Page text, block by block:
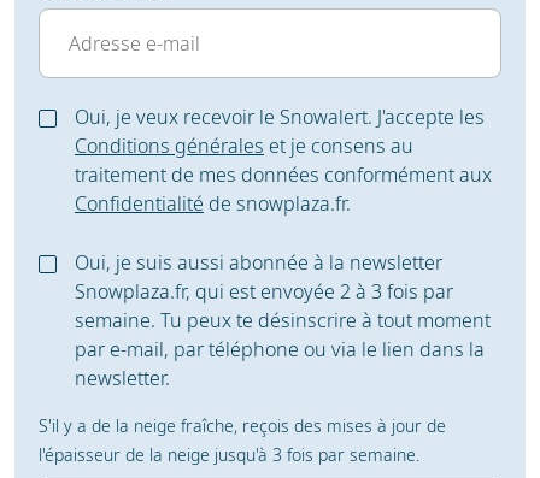
Oui, je veux recevoir le Snowalert. J'accepte les
Conditions générales et je consens au
traitement de mes données conformément aux
Confidentialité de snowplaza.fr.
Oui, je suis aussi abonnée à la newsletter
Snowplaza.fr, qui est envoyée 2 à 3 fois par
semaine. Tu peux te désinscrire à tout moment
par e-mail, par téléphone ou via le lien dans la
newsletter.
S'il y a de la neige fraîche, reçois des mises à jour de
l'épaisseur de la neige jusqu'à 3 fois par semaine.